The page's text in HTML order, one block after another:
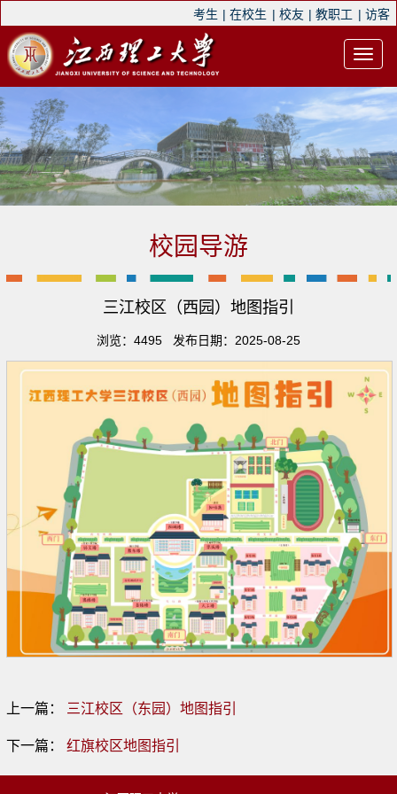
考生 | 在校生 | 校友 | 教职工 | 访客
校园导游
三江校区（西园）地图指引
浏览： 4495 发布日期：2025-08-25
上一篇： 三江校区（东园）地图指引
下一篇： 红旗校区地图指引